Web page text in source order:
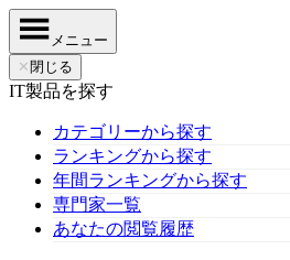
メニュー
✕ 閉じる
IT製品を探す
カテゴリーから探す
ランキングから探す
年間ランキングから探す
専門家一覧
あなたの閲覧履歴